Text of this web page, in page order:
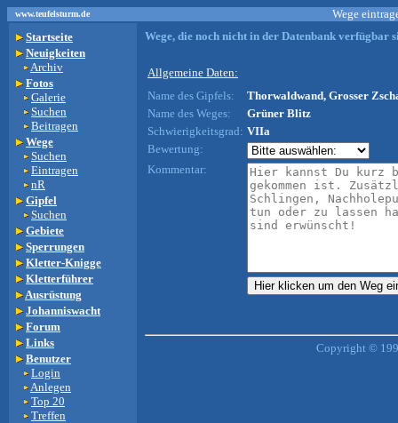
www.teufelsturm.de
Wege
Startseite
Neuigkeiten
Archiv
Fotos
Galerie
Suchen
Beitragen
Wege
Suchen
Eintragen
nR
Gipfel
Suchen
Gebiete
Sperrungen
Kletter-Knigge
Kletterführer
Ausrüstung
Johanniswacht
Forum
Links
Benutzer
Login
Anlegen
Top 20
Treffen
Wege, die noch nicht in der Datenbank verfügbar
Allgemeine Daten:
Name des Gipfels:
Thorwaldwand, Grosser
Name des Weges:
Grüner Blitz
Schwierigkeitsgrad: VIIa
Bewertung:
Kommentar:
Copyright ©